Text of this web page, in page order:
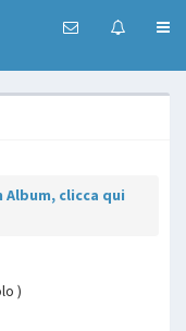
clicca qui
)